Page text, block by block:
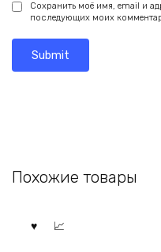
Сохранить моё имя, email и
последующих моих
Похожие товары